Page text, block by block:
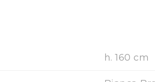
h. 160 cm